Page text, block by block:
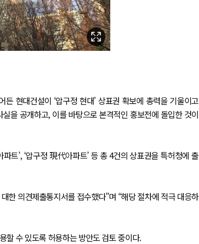
현대건설이 ‘압구정 현대’ 상표권 확보에 총력을 기울이고
을 공개하고, 이를 바탕으로 본격적인 홍보전에 돌입한 것이
트’, ‘압구정 現代아파트’ 등 총 4건의 상표권을 특허청에 출
한 의견제출통지서를 접수했다”며 “해당 절차에 적극 대응하
할 수 있도록 허용하는 방안도 검토 중이다.